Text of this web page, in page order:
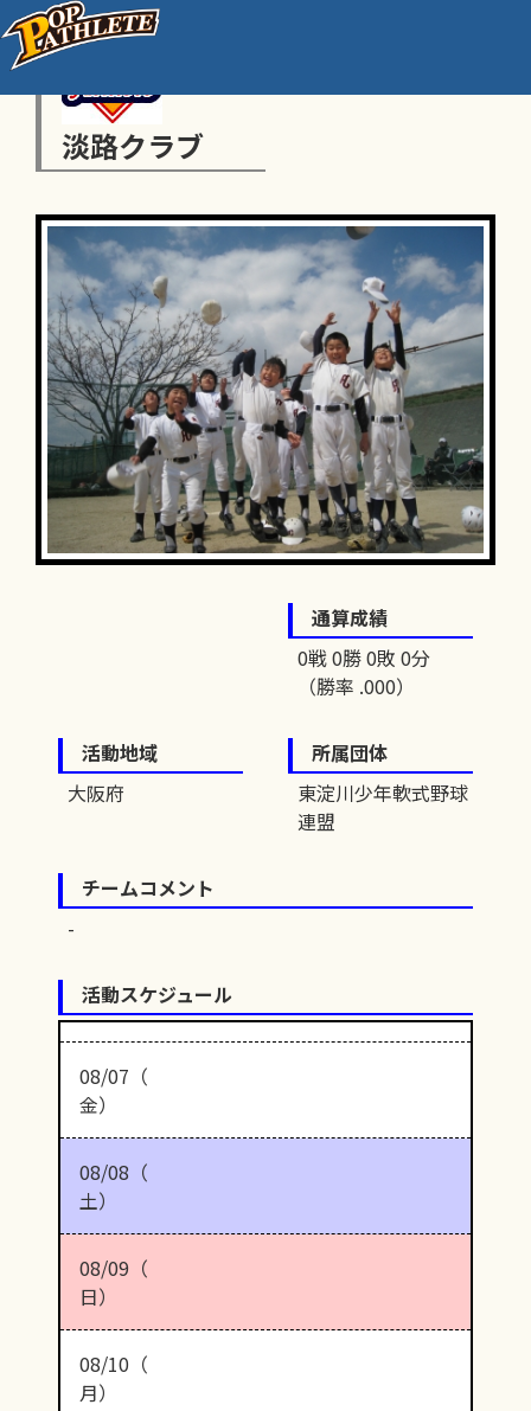
淡路クラブ
通算成績
0戦 0勝 0敗 0分
（勝率 .000）
活動地域
大阪府
所属団体
東淀川少年軟式野球
連盟
チームコメント
活動スケジュール
08/07（
金）
08/08（
土）
08/09（
日）
08/10（
月）